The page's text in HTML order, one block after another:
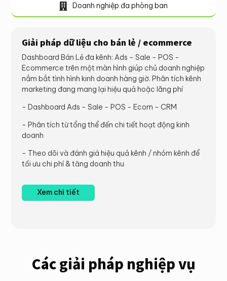
Doanh nghiệp đa phòng ban

Giải pháp dữ liệu cho bán lẻ / ecommerce
Dashboard Bán Lẻ đa kênh: Ads - Sale - POS -
Ecommerce trên một màn hình giúp chủ doanh nghiệp
nắm bắt tình hình kinh doanh hàng giờ. Phân tích kênh
marketing đang mang lại hiệu quả hoặc lãng phí
- Dashboard Ads - Sale - POS - Ecom - CRM
- Phân tích từ tổng thể đến chi tiết hoạt động kinh
doanh
- Theo dõi và đánh giá hiệu quả kênh / nhóm kênh để
tối ưu chi phí & tăng doanh thu
Xem chi tiết
Các giải pháp nghiệp vụ